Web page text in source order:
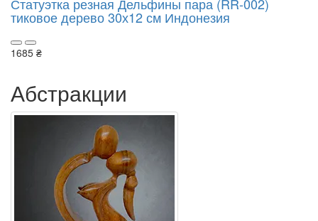
тиковое дерево 30х12 см Индонезия
1685 ₴
Абстракции